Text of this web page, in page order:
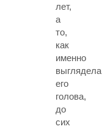
лет,
а
то,
как
именно
выглядела
его
голова,
до
сих